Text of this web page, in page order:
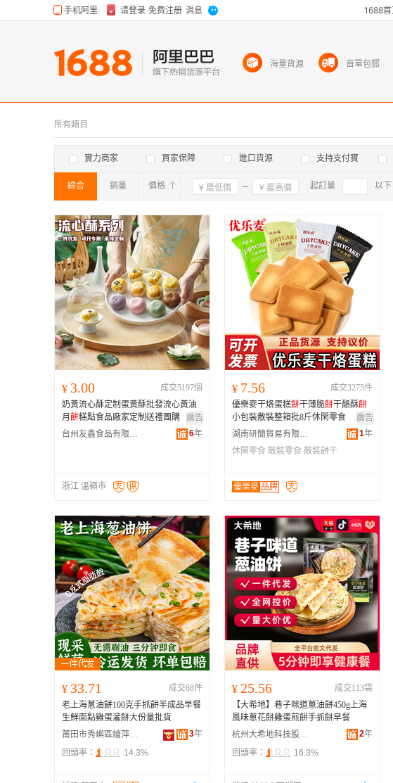
所有類目
實力商家 買家保障 進口貨源 支持支付寶
綜合 銷量 價格 確定 起訂量 以下
確定
¥ 3.00
成交5197個
奶黃流心酥定制蛋黃酥批發流心黃油
月 餅糕點食品廠家定制送禮團購
廣告
台州友鑫食品有限公司
6年
浙江 溫嶺市
¥ 7.56
成交3275件
優樂麥干烙蛋糕餅干薄脆餅干酪酥餅
小包裝散裝整箱批8斤休閑零食
廣告
湖南研簡貿易有限公司
1年
休閑零食 散裝零食 散裝餅干
優樂麥 品牌
¥ 33.71
成交88件
老上海蔥油餅100克手抓餅半成品早餐
生鮮面點雞蛋灌餅大份量批貨
莆田市秀嶼區繪萍歡貿易商行
3年
回頭率：
14.3%
¥ 25.56
成交113袋
【大希地】巷子咪道蔥油餅450g上海
風味蔥花餅雞蛋煎餅手抓餅早餐
杭州大希地科技股份有限公司
2年
回頭率：
16.3%
海量貨源 首單包郵